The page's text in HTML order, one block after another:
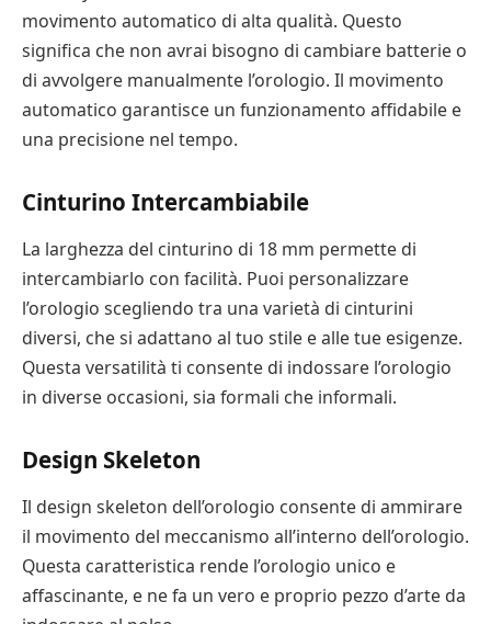
movimento automatico di alta qualità. Questo
significa che non avrai bisogno di cambiare batterie o
di avvolgere manualmente l’orologio. Il movimento
automatico garantisce un funzionamento affidabile e
una precisione nel tempo.
Cinturino Intercambiabile
La larghezza del cinturino di 18 mm permette di
intercambiarlo con facilità. Puoi personalizzare
l’orologio scegliendo tra una varietà di cinturini
diversi, che si adattano al tuo stile e alle tue esigenze.
Questa versatilità ti consente di indossare l’orologio
in diverse occasioni, sia formali che informali.
Design Skeleton
Il design skeleton dell’orologio consente di ammirare
il movimento del meccanismo all’interno dell’orologio.
Questa caratteristica rende l’orologio unico e
affascinante, e ne fa un vero e proprio pezzo d’arte da